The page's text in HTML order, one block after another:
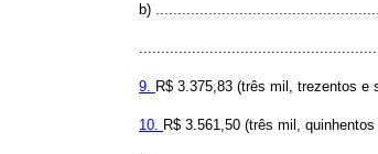
b)
9. R$ 3.375,83 (três mil, trezentos e
10. R$ 3.561,50 (três mil,